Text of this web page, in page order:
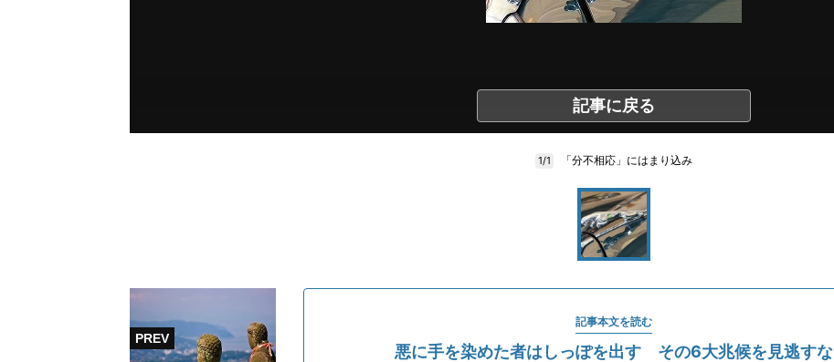
記事に戻る
1/1 「分不相応」にはまり込み
記事本文を読む
悪に手を染めた者はしっぽを出す その6大兆候を見逃すな